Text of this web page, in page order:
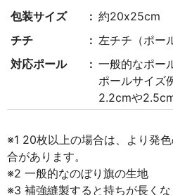
包装サイズ
約20x25cm
チチ
左チチ（ポー
対応ポール
一般的なポー
ポールサイズ
2.2cmや
※1 20枚以上の場合は、より発
合があります。
※2 一般的なのぼり旗の生地
※3 補強縫製すると持ちが長く